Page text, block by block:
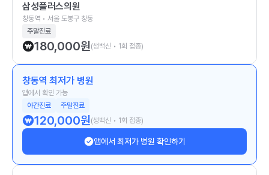
삼성플러스의원
창동역 • 서울 도봉구 창동
주말진료
180,000원(생백신 • 1회 접종)
창동역 최저가 병원
앱에서 확인 가능
야간진료
주말진료
120,000원(생백신 • 1회 접종)
앱에서 최저가 병원 확인하기